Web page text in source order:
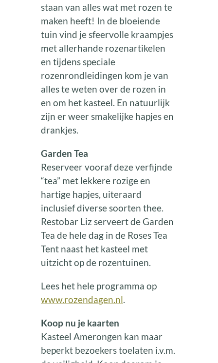
staan van alles wat met rozen te
maken heeft! In de bloeiende
tuin vind je sfeervolle kraampjes
met allerhande rozenartikelen
en tijdens speciale
rozenrondleidingen kom je van
alles te weten over de rozen in
en om het kasteel. En natuurlijk
zijn er weer smakelijke hapjes en
drankjes.
Garden Tea
Reserveer vooraf deze verfijnde
“tea” met lekkere rozige en
hartige hapjes, uiteraard
inclusief diverse soorten thee.
Restobar Liz serveert de Garden
Tea de hele dag in de Roses Tea
Tent naast het kasteel met
uitzicht op de rozentuinen.
Lees het hele programma op
www.rozendagen.nl.
Koop nu je kaarten
Kasteel Amerongen kan maar
beperkt bezoekers toelaten i.v.m.